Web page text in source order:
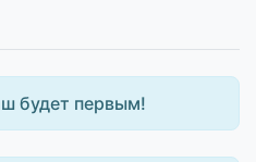
будет первым!